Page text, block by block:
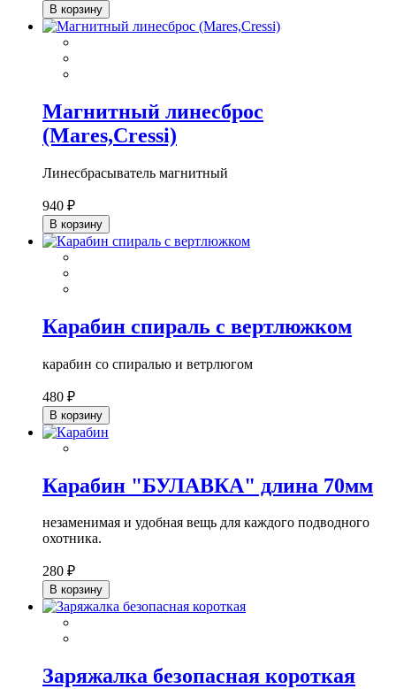
В корзину
Магнитный линесброс
(Mares,Cressi)
Линесбрасыватель магнитный
940 ₽
В корзину
Карабин спираль с вертлюжком
карабин со спиралью и ветрлюгом
480 ₽
В корзину
Карабин "БУЛАВКА" длина 70мм
незаменимая и удобная вещь для каждого подводного
охотника.
280 ₽
В корзину
Заряжалка безопасная короткая